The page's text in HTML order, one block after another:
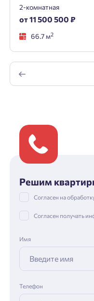
2-комнатная
от 11 500 500 ₽
66.7 м2
Решим
Согласен на
Согласен получать
Имя
Телефон